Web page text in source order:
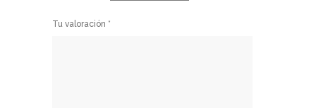
Tu valoración *